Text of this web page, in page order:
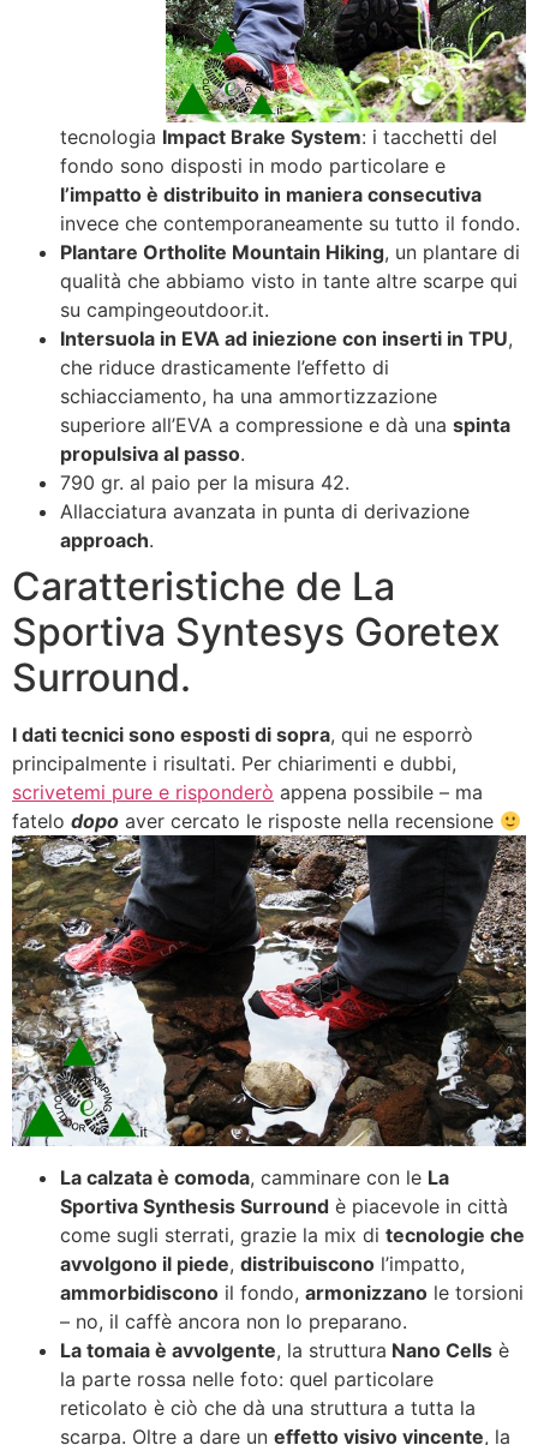
tecnologia Impact Brake System: i tacchetti del
fondo sono disposti in modo particolare e
l’impatto è distribuito in maniera consecutiva
invece che contemporaneamente su tutto il fondo.
Plantare Ortholite Mountain Hiking, un plantare di
qualità che abbiamo visto in tante altre scarpe qui
su campingeoutdoor.it.
Intersuola in EVA ad iniezione con inserti in TPU,
che riduce drasticamente l’effetto di
schiacciamento, ha una ammortizzazione
superiore all’EVA a compressione e dà una spinta
propulsiva al passo.
790 gr. al paio per la misura 42.
Allacciatura avanzata in punta di derivazione
approach.
Caratteristiche de La
Sportiva Syntesys Goretex
Surround.
I dati tecnici sono esposti di sopra, qui ne esporrò
principalmente i risultati. Per chiarimenti e dubbi,
scrivetemi pure e risponderò appena possibile – ma
fatelo dopo aver cercato le risposte nella recensione
La calzata è comoda, camminare con le La
Sportiva Synthesis Surround è piacevole in città
come sugli sterrati, grazie la mix di tecnologie che
avvolgono il piede, distribuiscono l’impatto,
ammorbidiscono il fondo, armonizzano le torsioni
– no, il caffè ancora non lo preparano.
La tomaia è avvolgente, la struttura Nano Cells è
la parte rossa nelle foto: quel particolare
reticolato è ciò che dà una struttura a tutta la
scarpa. Oltre a dare un effetto visivo vincente, la